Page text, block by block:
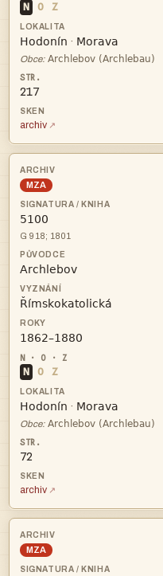
N O Z
 · 
Obce: 
217
archiv
MZA

G 918; 1801



N O Z
 · 
Obce: 
72
archiv
MZA